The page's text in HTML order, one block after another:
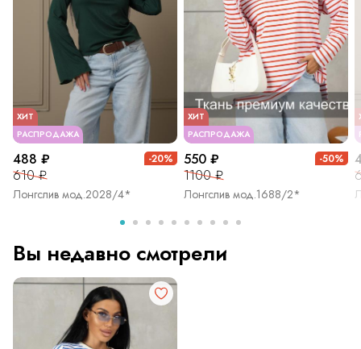
РАСПРОДАЖА
ХИТ
488 ₽
610 ₽
-20%
Лонгслив мод.2028/4*
РАСПРОДАЖА
ХИТ
550 ₽
1100 ₽
-50%
Лонгслив мод.1688/2*
Вы недавно смотрели